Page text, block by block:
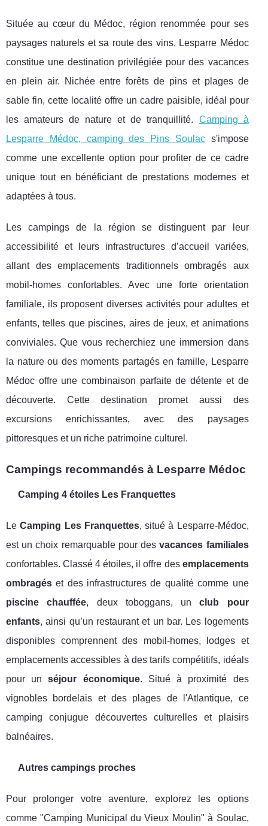
Située au cœur du Médoc, région renommée pour ses
paysages naturels et sa route des vins, Lesparre Médoc
constitue une destination privilégiée pour des vacances
en plein air. Nichée entre forêts de pins et plages de
sable fin, cette localité offre un cadre paisible, idéal pour
les amateurs de nature et de tranquillité. Camping à
Lesparre Médoc, camping des Pins Soulacs'impose
comme une excellente option pour profiter de ce cadre
unique tout en bénéficiant de prestations modernes et
adaptées à tous.
Les campings de la région se distinguent par leur
accessibilité et leurs infrastructures d’accueil variées,
allant des emplacements traditionnels ombragés aux
mobil-homes confortables. Avec une forte orientation
familiale, ils proposent diverses activités pour adultes et
enfants, telles que piscines, aires de jeux, et animations
conviviales. Que vous recherchiez une immersion dans
la nature ou des moments partagés en famille, Lesparre
Médoc offre une combinaison parfaite de détente et de
découverte. Cette destination promet aussi des
excursions enrichissantes, avec des paysages
pittoresques et un riche patrimoine culturel.
Campings recommandés à Lesparre Médoc
Camping 4 étoiles Les Franquettes
LeCamping Les Franquettes, situé à Lesparre-Médoc,
est un choix remarquable pour desvacances familiales
confortables. Classé 4 étoiles, il offre des emplacements
ombragés et des infrastructures de qualité comme une
piscine chauffée, deux toboggans, unclub pour
enfants, ainsi qu’un restaurant et un bar. Les logements
disponibles comprennent des mobil-homes, lodges et
emplacements accessibles à des tarifs compétitifs, idéals
pour unséjour économique. Situé à proximité des
vignobles bordelais et des plages de l'Atlantique, ce
camping conjugue découvertes culturelles et plaisirs
balnéaires.
Autres campings proches
Pour prolonger votre aventure, explorez les options
comme "Camping Municipal du Vieux Moulin" à Soulac,